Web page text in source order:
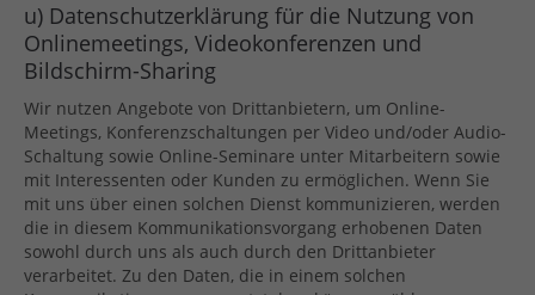
u) Datenschutzerklärung für die Nutzung von
Onlinemeetings, Videokonferenzen und
Bildschirm-Sharing
Wir nutzen Angebote von Drittanbietern, um Online-
Meetings, Konferenzschaltungen per Video und/oder Audio-
Schaltung sowie Online-Seminare unter Mitarbeitern sowie
mit Interessenten oder Kunden zu ermöglichen. Wenn Sie
mit uns über einen solchen Dienst kommunizieren, werden
die in diesem Kommunikationsvorgang erhobenen Daten
sowohl durch uns als auch durch den Drittanbieter
verarbeitet. Zu den Daten, die in einem solchen